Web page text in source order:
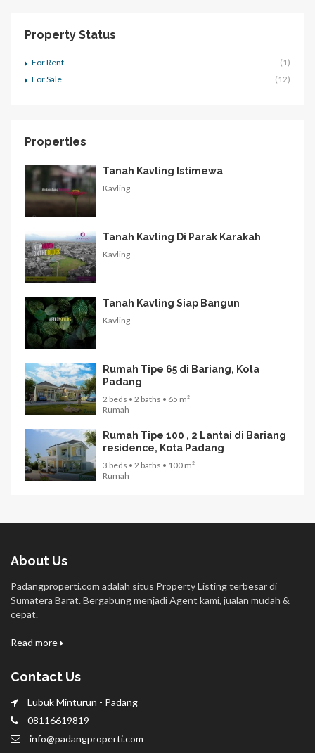
Property Status
For Rent
(1)
For Sale
(12)
Properties
Tanah Kavling Istimewa
Kavling
Tanah Kavling Di Parak Karakah
Kavling
Tanah Kavling Siap Bangun
Kavling
Rumah Tipe 65 di Bariang, Kota
Padang
2 beds • 2 baths • 65 m²
Rumah
Rumah Tipe 100 , 2 Lantai di Bariang
residence, Kota Padang
3 beds • 2 baths • 100 m²
Rumah
About Us
Padangproperti.com adalah situs Property Listing terbesar di
Sumatera Barat. Bergabung menjadi Agent kami, jualan mudah &
cepat.
Read more
Contact Us
Lubuk Minturun - Padang
08116619819
info@padangproperti.com